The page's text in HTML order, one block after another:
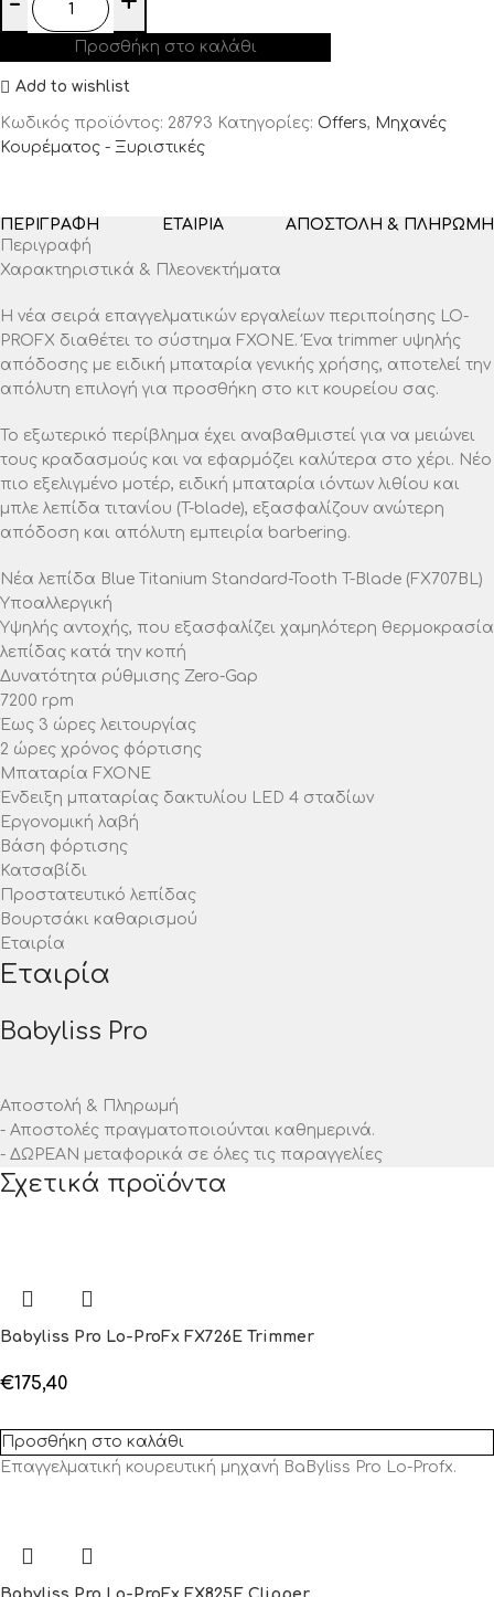
Προσθήκη στο καλάθι
Add to wishlist
Κωδικός προϊόντος: 28793 Κατηγορίες: Offers, Μηχανές
Κουρέματος - Ξυριστικές
ΠΕΡΙΓΡΑΦΉ ΕΤΑΙΡΊΑ
ΑΠΟΣΤΟΛΉ & ΠΛΗΡΩΜΉ
Περιγραφή
Χαρακτηριστικά & Πλεονεκτήματα
Η νέα σειρά επαγγελματικών εργαλείων περιποίησης LO-
PROFX διαθέτει το σύστημα FXONE. Ένα trimmer υψηλής
απόδοσης με ειδική μπαταρία γενικής χρήσης, αποτελεί την
απόλυτη επιλογή για προσθήκη στο κιτ κουρείου σας.
Το εξωτερικό περίβλημα έχει αναβαθμιστεί για να μειώνει
τους κραδασμούς και να εφαρμόζει καλύτερα στο χέρι. Νέο
πιο εξελιγμένο μοτέρ, ειδική μπαταρία ιόντων λιθίου και
μπλε λεπίδα τιτανίου (T-blade), εξασφαλίζουν ανώτερη
απόδοση και απόλυτη εμπειρία barbering.
Νέα λεπίδα Blue Titanium Standard-Tooth T-Blade (FX707BL)
Υποαλλεργική
Υψηλής αντοχής, που εξασφαλίζει χαμηλότερη θερμοκρασία
λεπίδας κατά την κοπή
Δυνατότητα ρύθμισης Zero-Gap
7200 rpm
Έως 3 ώρες λειτουργίας
2 ώρες χρόνος φόρτισης
Μπαταρία FXONE
Ένδειξη μπαταρίας δακτυλίου LED 4 σταδίων
Εργονομική λαβή
Βάση φόρτισης
Κατσαβίδι
Προστατευτικό λεπίδας
Βουρτσάκι καθαρισμού
Εταιρία
Εταιρία
Babyliss Pro
Αποστολή & Πληρωμή
- Αποστολές πραγματοποιούνται καθημερινά.
- ΔΩΡΕΑΝ μεταφορικά σε όλες τις παραγγελίες
Σχετικά προϊόντα
Babyliss Pro Lo-ProFx FX726E Trimmer
€175,40
Προσθήκη στο καλάθι
Επαγγελματική κουρευτική μηχανή BaByliss Pro Lo-Profx.